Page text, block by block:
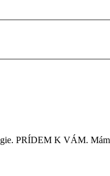
PRÍDEM K VÁM. Mám